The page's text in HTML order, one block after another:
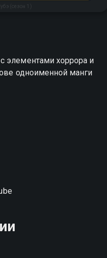
(сезон 1)
элементами хоррора и
одноименной манги
Адский учитель